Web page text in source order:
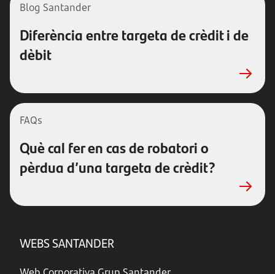
Blog Santander
Diferència entre targeta de crèdit i de
dèbit
FAQs
Què cal fer en cas de robatori o
pèrdua d’una targeta de crèdit?
WEBS SANTANDER